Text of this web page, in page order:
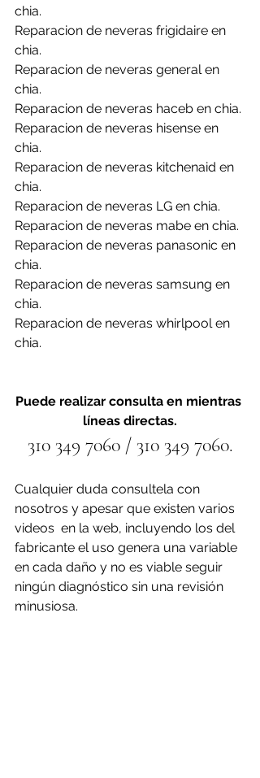
chia.
Reparacion de neveras frigidaire en
chia.
Reparacion de neveras general en
chia.
Reparacion de neveras haceb en chia.
Reparacion de neveras hisense en
chia.
Reparacion de neveras kitchenaid en
chia.
Reparacion de neveras LG en chia.
Reparacion de neveras mabe en chia.
Reparacion de neveras panasonic en
chia.
Reparacion de neveras samsung en
chia.
Reparacion de neveras whirlpool en
chia.
Puede realizar consulta en mientras
líneas directas.
310 349 7060 / 310 349 7060.
Cualquier duda consultela con
nosotros y apesar que existen varios
videos  en la web, incluyendo los del
fabricante el uso genera una variable
en cada daño y no es viable seguir
ningún diagnóstico sin una revisión
minusiosa.